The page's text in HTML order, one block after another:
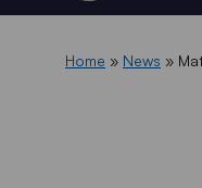
Home » News »